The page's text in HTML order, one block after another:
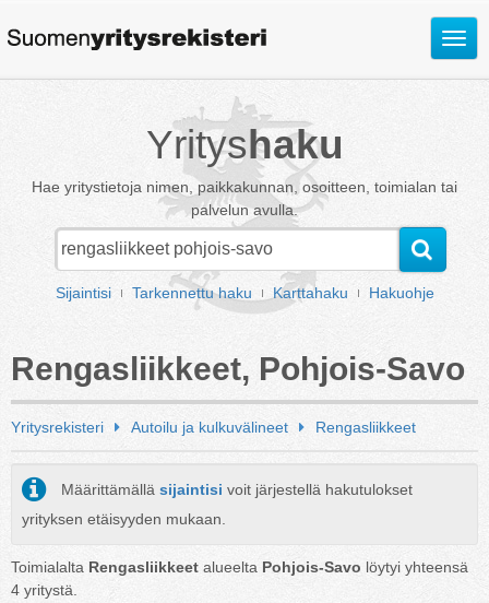
Avaa
Yrityshaku
Hae yritystietoja nimen, paikkakunnan, osoitteen, toimialan tai
palvelun avulla.
Sijaintisi Tarkennettu haku Karttahaku Hakuohje
Rengasliikkeet, Pohjois-Savo
Yritysrekisteri Autoilu ja kulkuvälineet Rengasliikkeet
Määrittämällä sijaintisi voit järjestellä hakutulokset
yrityksen etäisyyden mukaan.
Toimialalta Rengasliikkeet alueelta Pohjois-Savo löytyi yhteensä
4 yritystä.